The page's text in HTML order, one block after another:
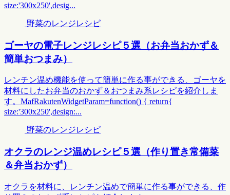
size:'300x250',desig...
野菜のレンジレシピ
ゴーヤの電子レンジレシピ５選（お弁当おかず＆
簡単おつまみ）
レンチン温め機能を使って簡単に作る事ができる、ゴーヤを
材料にしたお弁当のおかず＆おつまみ系レシピを紹介しま
す。MafRakutenWidgetParam=function() { return{
size:'300x250',design:...
野菜のレンジレシピ
オクラのレンジ温めレシピ５選（作り置き常備菜
＆弁当おかず）
オクラを材料に、レンチン温めで簡単に作る事ができる、作